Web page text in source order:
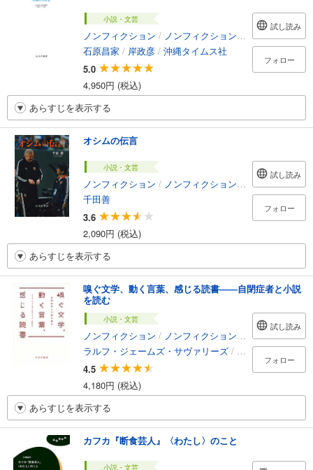
小説・文芸
ノンフィクション / ノンフィクション・ドキュメンタリー
石原昌家 / 岸政彦 / 沖縄タイムス社
5.0
4,950円 (税込)
試し読み
フォロー
あらすじを表示する
オシムの伝言
小説・文芸
ノンフィクション / ノンフィクション・ドキュメンタリー
千田善
3.6
2,090円 (税込)
試し読み
フォロー
あらすじを表示する
嗅ぐ文学、動く言葉、感じる読書――自閉症者と小説
を読む
小説・文芸
ノンフィクション / ノンフィクション・ドキュメンタリー
ラルフ・ジェームズ・サヴァリーズ / 岩坂彰
4.5
4,180円 (税込)
試し読み
フォロー
あらすじを表示する
カフカ『断食芸人』〈わたし〉のこと
小説・文芸